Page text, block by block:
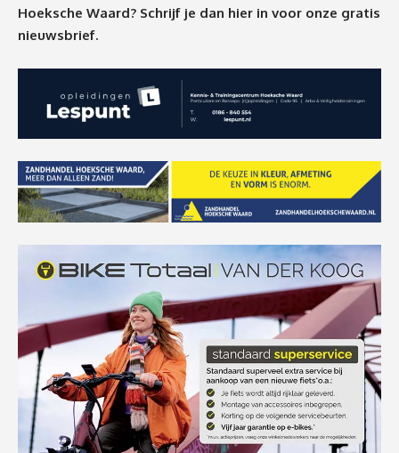
Hoeksche Waard? Schrijf je dan hier in voor onze gratis
nieuwsbrief.